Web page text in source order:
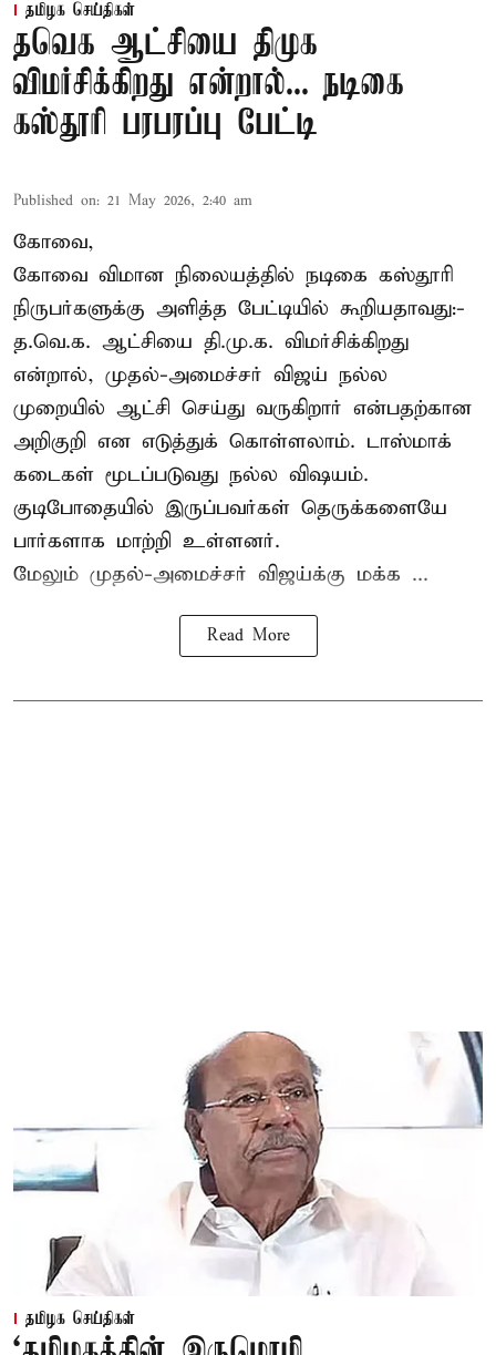
தமிழக செய்திகள்
தவெக ஆட்சியை திமுக
விமர்சிக்கிறது என்றால்... நடிகை
கஸ்தூரி பரபரப்பு பேட்டி
Published on: 21 May 2026, 2:40 am
கோவை,
கோவை விமான நிலையத்தில் நடிகை கஸ்தூரி
நிருபர்களுக்கு அளித்த பேட்டியில் கூறியதாவது:-
த.வெ.க. ஆட்சியை தி.மு.க. விமர்சிக்கிறது
என்றால், முதல்-அமைச்சர் விஜய் நல்ல
முறையில் ஆட்சி செய்து வருகிறார் என்பதற்கான
அறிகுறி என எடுத்துக் கொள்ளலாம். டாஸ்மாக்
கடைகள் மூடப்படுவது நல்ல விஷயம்.
குடிபோதையில் இருப்பவர்கள் தெருக்களையே
பார்களாக மாற்றி உள்ளனர்.
மேலும் முதல்-அமைச்சர் விஜய்க்கு மக்க ...
Read More
தமிழக செய்திகள்